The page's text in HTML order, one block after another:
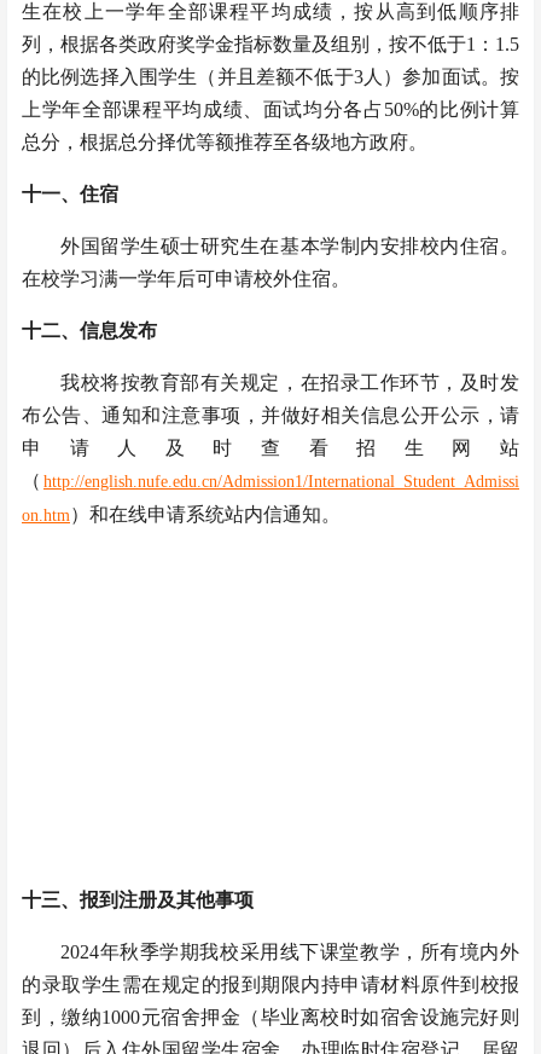
生在校上一学年全部课程平均成绩，按从高到低顺序排
列，根据各类政府奖学金指标数量及组别，按不低于1：1.5
的比例选择入围学生（并且差额不低于3人）参加面试。按
上学年全部课程平均成绩、面试均分各占50%的比例计算
总分，根据总分择优等额推荐至各级地方政府。
十一、住宿
外国留学生硕士研究生在基本学制内安排校内住宿。
在校学习满一学年后可申请校外住宿。
十二、信息发布
我校将按教育部有关规定，在招录工作环节，及时发
布公告、通知和注意事项，并做好相关信息公开公示，请
申请人及时查看招生网站
（ http://english.nufe.edu.cn/Admission1/International_Student_Admissi
on.htm）和在线申请系统站内信通知。
十三、报到注册及其他事项
2024年秋季学期我校采用线下课堂教学，所有境内外
的录取学生需在规定的报到期限内持申请材料原件到校报
到，缴纳1000元宿舍押金（毕业离校时如宿舍设施完好则